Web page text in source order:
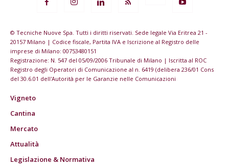
© Tecniche Nuove Spa. Tutti i diritti riservati. Sede legale Via Eritrea 21 -
20157 Milano | Codice fiscale, Partita IVA e Iscrizione al Registro delle
imprese di Milano: 00753480151
Registrazione: N. 547 del 05/09/2006 Tribunale di Milano | Iscritta al ROC
Registro degli Operatori di Comunicazione al n. 6419 (delibera 236/01 Cons
del 30.6.01 dell'Autorità per le Garanzie nelle Comunicazioni
Vigneto
Cantina
Mercato
Attualità
Legislazione & Normativa